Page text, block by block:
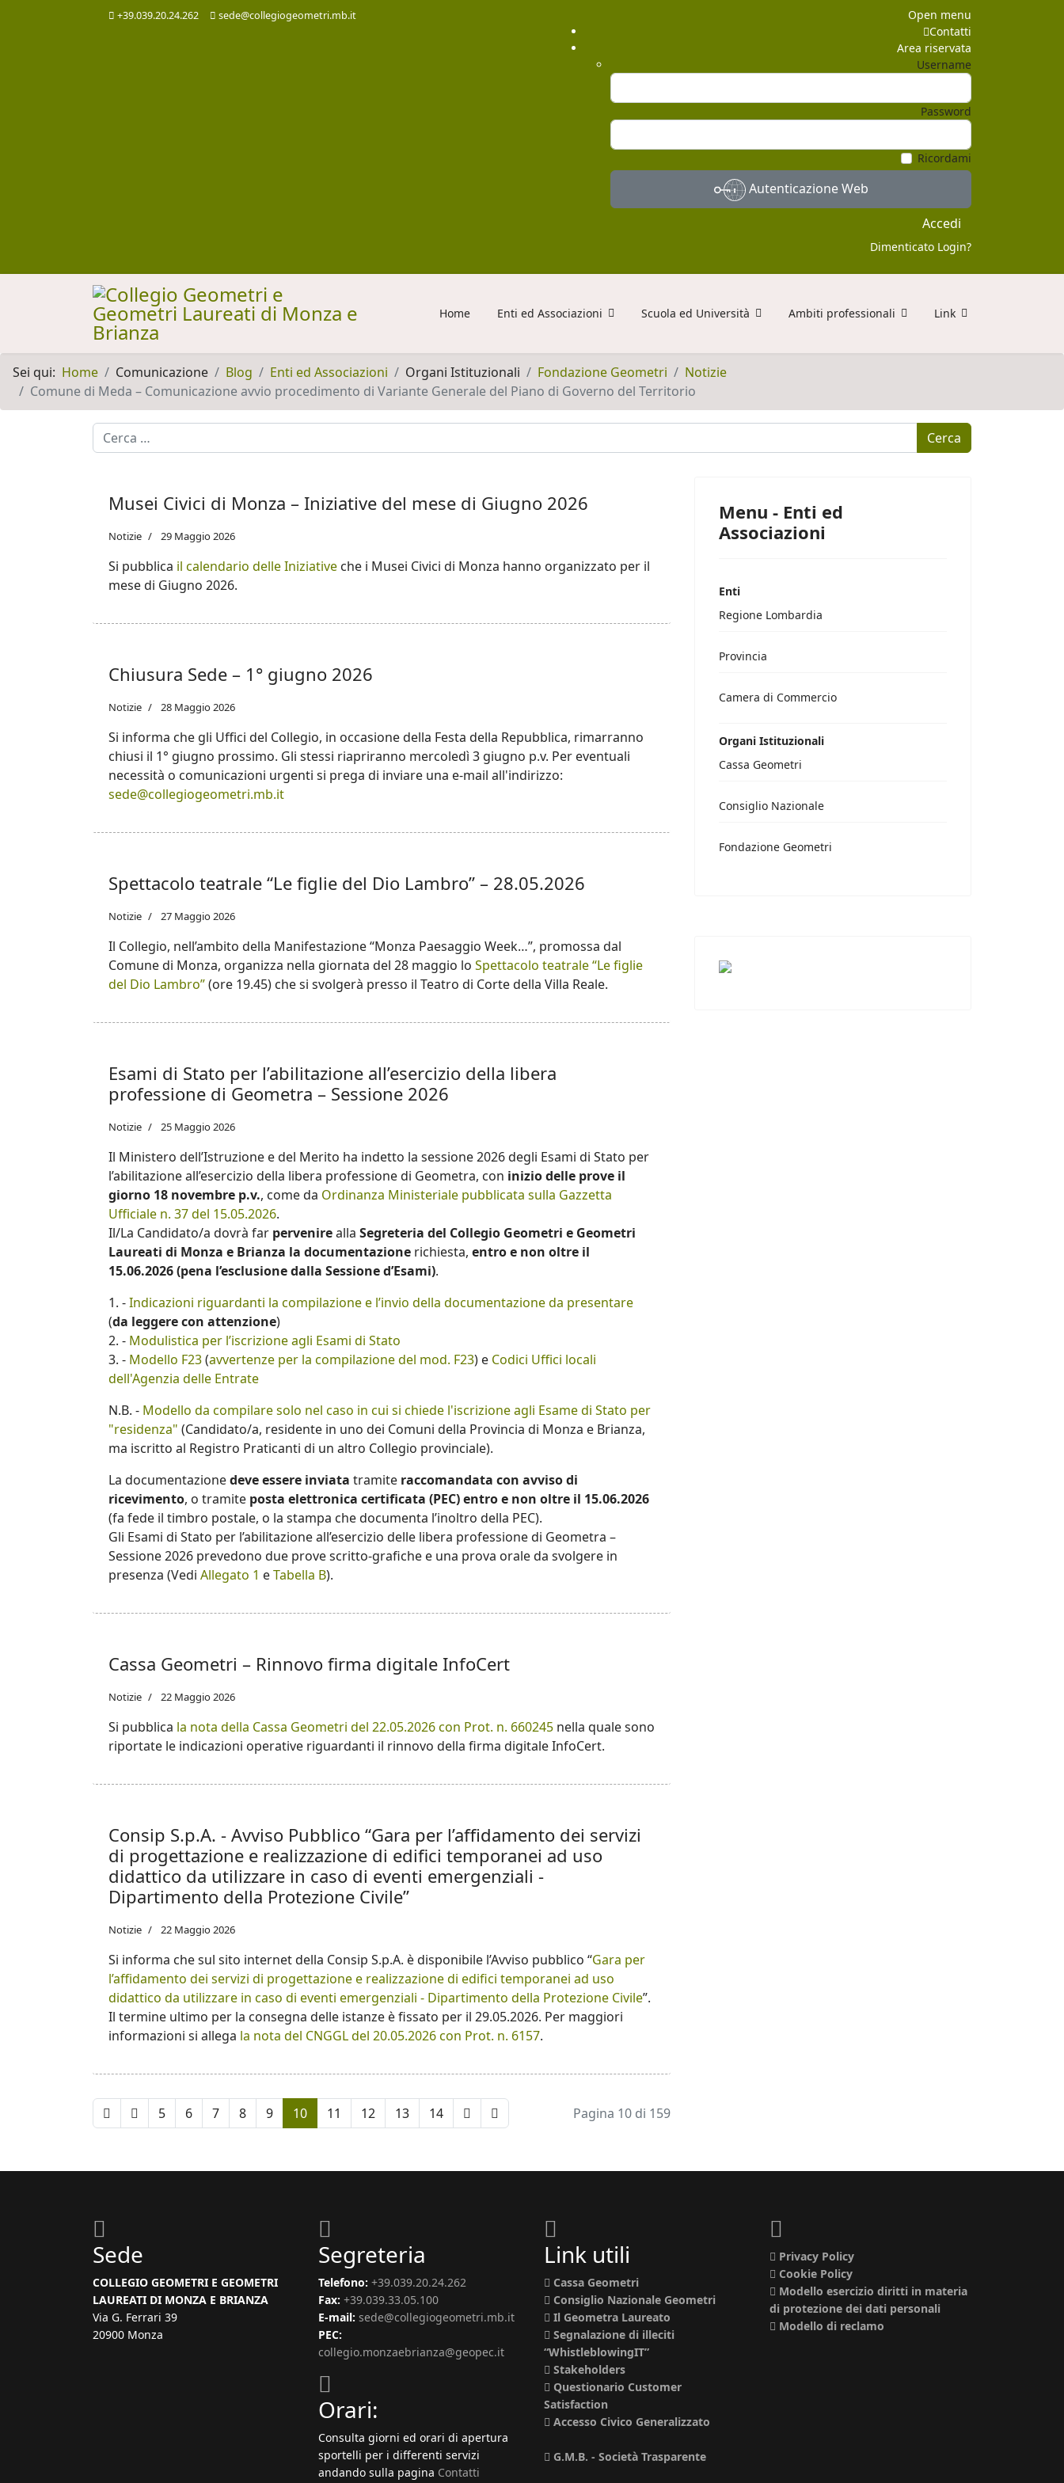
+39.039.20.24.262 sede@collegiogeometri.mb.it
Open menu
Contatti
Area riservata
Username
Password
Ricordami
Autenticazione Web
Accedi
Dimenticato Login?
Home Enti ed Associazioni Scuola ed Università Ambiti professionali Link
Sei qui: Home Comunicazione Blog Enti ed Associazioni Organi Istituzionali Fondazione Geometri
Notizie
Comune di Meda – Comunicazione avvio procedimento di Variante Generale del Piano di Governo del Territorio
Motore di ricerca Cerca
Musei Civici di Monza – Iniziative del mese di Giugno 2026
Notizie 29 Maggio 2026
Si pubblica il calendario delle Iniziative che i Musei Civici di Monza hanno organizzato per il
mese di Giugno 2026.
Chiusura Sede – 1° giugno 2026
Notizie 28 Maggio 2026
Si informa che gli Uffici del Collegio, in occasione della Festa della Repubblica, rimarranno
chiusi il 1° giugno prossimo. Gli stessi riapriranno mercoledì 3 giugno p.v. Per eventuali
necessità o comunicazioni urgenti si prega di inviare una e-mail all'indirizzo:
sede@collegiogeometri.mb.it
Spettacolo teatrale “Le figlie del Dio Lambro” – 28.05.2026
Notizie 27 Maggio 2026
Il Collegio, nell’ambito della Manifestazione “Monza Paesaggio Week…”, promossa dal
Comune di Monza, organizza nella giornata del 28 maggio lo Spettacolo teatrale “Le figlie
del Dio Lambro”(ore 19.45) che si svolgerà presso il Teatro di Corte della Villa Reale.
Esami di Stato per l’abilitazione all’esercizio della libera
professione di Geometra – Sessione 2026
Notizie 25 Maggio 2026
Il Ministero dell’Istruzione e del Merito ha indetto la sessione 2026 degli Esami di Stato per
l’abilitazione all’esercizio della libera professione di Geometra, con inizio delle prove il
giorno 18 novembre p.v., come da Ordinanza Ministeriale pubblicata sulla Gazzetta
Ufficiale n. 37 del 15.05.2026.
Il/La Candidato/a dovrà far pervenirealla Segreteria del Collegio Geometri e Geometri
Laureati di Monza e Brianza la documentazione richiesta, entro e non oltre il
15.06.2026 (pena l’esclusione dalla Sessione d’Esami).
1. -Indicazioni riguardanti la compilazione e l’invio della documentazione da presentare
(da leggere con attenzione)
2. - Modulistica per l’iscrizione agli Esami di Stato
3. - Modello F23(avvertenze per la compilazione del mod. F23) e Codici Uffici locali
dell'Agenzia delle Entrate
N.B. - Modello da compilare solo nel caso in cui si chiede l'iscrizione agli Esame di Stato per
"residenza" (Candidato/a, residente in uno dei Comuni della Provincia di Monza e Brianza,
ma iscritto al Registro Praticanti di un altro Collegio provinciale).
La documentazionedeve essere inviata tramite raccomandata con avviso di
ricevimento, o tramite posta elettronica certificata (PEC) entro e non oltre il 15.06.2026
(fa fede il timbro postale, o la stampa che documenta l’inoltro della PEC).
Gli Esami di Stato per l’abilitazione all’esercizio delle libera professione di Geometra –
Sessione 2026 prevedono due prove scritto-grafiche e una prova orale da svolgere in
presenza (Vedi Allegato 1 eTabella B).
Cassa Geometri – Rinnovo firma digitale InfoCert
Notizie 22 Maggio 2026
Si pubblica la nota della Cassa Geometri del 22.05.2026 con Prot. n. 660245 nella quale sono
riportate le indicazioni operative riguardanti il rinnovo della firma digitale InfoCert.
Consip S.p.A. - Avviso Pubblico “Gara per l’affidamento dei servizi
di progettazione e realizzazione di edifici temporanei ad uso
didattico da utilizzare in caso di eventi emergenziali -
Dipartimento della Protezione Civile”
Notizie 22 Maggio 2026
Si informa che sul sito internet della Consip S.p.A. è disponibile l’Avviso pubblico “Gara per
l’affidamento dei servizi di progettazione e realizzazione di edifici temporanei ad uso
didattico da utilizzare in caso di eventi emergenziali - Dipartimento della Protezione Civile”.
Il termine ultimo per la consegna delle istanze è fissato per il 29.05.2026. Per maggiori
informazioni si allega la nota del CNGGL del 20.05.2026 con Prot. n. 6157.
5 6 7 8 9 10 11 12 13 14 Pagina 10 di 159
Menu - Enti ed
Associazioni
Enti
Regione Lombardia
Provincia
Camera di Commercio
Organi Istituzionali
Cassa Geometri
Consiglio Nazionale
Fondazione Geometri
Sede
COLLEGIO GEOMETRI E GEOMETRI
LAUREATI DI MONZA E BRIANZA
Via G. Ferrari 39
20900 Monza
Segreteria
Telefono: +39.039.20.24.262
Fax: +39.039.33.05.100
E-mail: sede@collegiogeometri.mb.it
PEC:
collegio.monzaebrianza@geopec.it
Orari:
Consulta giorni ed orari di apertura
sportelli per i differenti servizi
andando sulla pagina Contatti
Link utili
Cassa Geometri
Consiglio Nazionale Geometri
Il Geometra Laureato
Segnalazione di illeciti
“WhistleblowingIT”
Stakeholders
Questionario Customer
Satisfaction
Accesso Civico Generalizzato
G.M.B. - Società Trasparente
Privacy Policy
Cookie Policy
Modello esercizio diritti in materia
di protezione dei dati personali
Modello di reclamo